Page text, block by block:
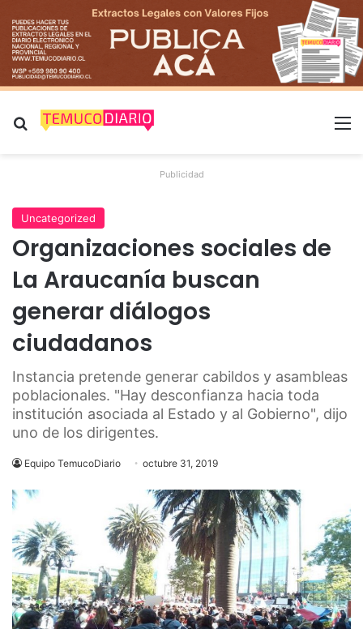
Buscar por
Publicidad
Uncategorized
Organizaciones sociales de
La Araucanía buscan
generar diálogos
ciudadanos
Instancia pretende generar cabildos y asambleas
poblacionales. "Hay desconfianza hacia toda
institución asociada al Estado y al Gobierno", dijo
uno de los dirigentes.
Equipo TemucoDiario octubre 31, 2019